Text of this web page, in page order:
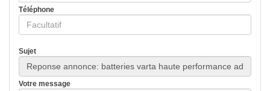
Téléphone
Sujet
Votre message